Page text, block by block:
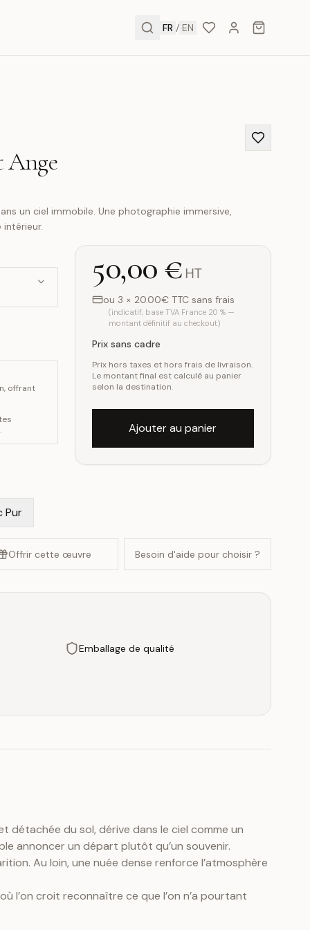
FR / EN
Ange
un ciel immobile. Une photographie immersive,
offrant
50,00 € HT
ou 3 × 20.00€ TTC sans frais
(indicatif, base TVA France 20 % —
montant définitif au checkout)
Prix sans cadre
Prix hors taxes et hors frais de livraison.
Le montant final est calculé au panier
selon la destination.
Ajouter au panier
Pur
Offrir cette œuvre Besoin d'aide pour choisir ?
Emballage de qualité
détachée du sol, dérive dans le ciel comme un
annoncer un départ plutôt qu’un souvenir.
Au loin, une nuée dense renforce l’atmosphère
l’on croit reconnaître ce que l’on n’a pourtant